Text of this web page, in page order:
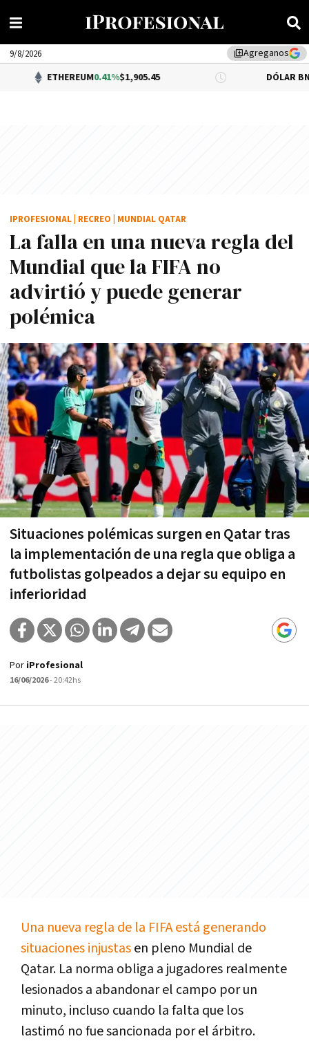
library_addAgreganos
9/8/2026
0.41%$1,905.45 DÓLAR BNA 0.34%
La falla en una nueva regla del
Mundial que la FIFA no
advirtió y puede generar
polémica
Situaciones polémicas surgen en Qatar tras
la implementación de una regla que obliga a
futbolistas golpeados a dejar su equipo en
inferioridad
IPROFESIONAL RECREO MUNDIAL QATAR
Por iProfesional
16/06/2026- 20:42hs
Una nueva regla de la FIFA está generando
situaciones injustasen pleno Mundial de
Qatar. La norma obliga a jugadores realmente
lesionados a abandonar el campo por un
minuto, incluso cuando la falta que los
lastimó no fue sancionada por el árbitro.